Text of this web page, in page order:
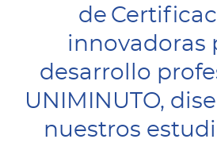
de
innovadoras
desarrollo
UNIMINUTO,
nuestros